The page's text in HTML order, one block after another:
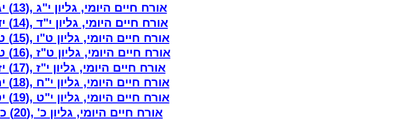
אורח חיים היומי, גליון י"ג ,(13) יג תשרי
אורח חיים היומי, גליון י"ד ,(14) יד תשרי
אורח חיים היומי, גליון ט"ו ,(15) טו תשרי
אורח חיים היומי, גליון ט"ז ,(16) טז תשרי
אורח חיים היומי, גליון י"ז ,(17) יז תשרי
אורח חיים היומי, גליון י"ח ,(18) יח תשרי
אורח חיים היומי, גליון י"ט ,(19) יט תשרי
אורח חיים היומי, גליון כ'‏ ,(20) כ תשרי